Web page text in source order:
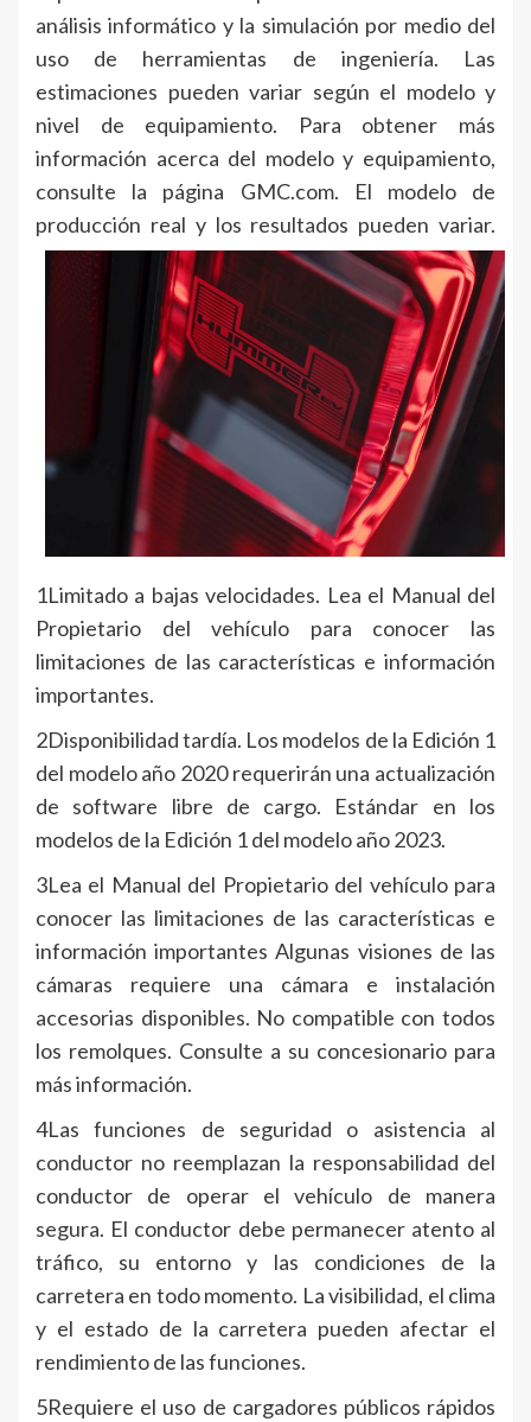
análisis informático y la simulación por medio del
uso de herramientas de ingeniería. Las
estimaciones pueden variar según el modelo y
nivel de equipamiento. Para obtener más
información acerca del modelo y equipamiento,
consulte la página GMC.com. El modelo de
producción real y los resultados pueden variar.
1Limitado a bajas velocidades. Lea el Manual del
Propietario del vehículo para conocer las
limitaciones de las características e información
importantes.
2Disponibilidad tardía. Los modelos de la Edición 1
del modelo año 2020 requerirán una actualización
de software libre de cargo. Estándar en los
modelos de la Edición 1 del modelo año 2023.
3Lea el Manual del Propietario del vehículo para
conocer las limitaciones de las características e
información importantes Algunas visiones de las
cámaras requiere una cámara e instalación
accesorias disponibles. No compatible con todos
los remolques. Consulte a su concesionario para
más información.
4Las funciones de seguridad o asistencia al
conductor no reemplazan la responsabilidad del
conductor de operar el vehículo de manera
segura. El conductor debe permanecer atento al
tráfico, su entorno y las condiciones de la
carretera en todo momento. La visibilidad, el clima
y el estado de la carretera pueden afectar el
rendimiento de las funciones.
5Requiere el uso de cargadores públicos rápidos